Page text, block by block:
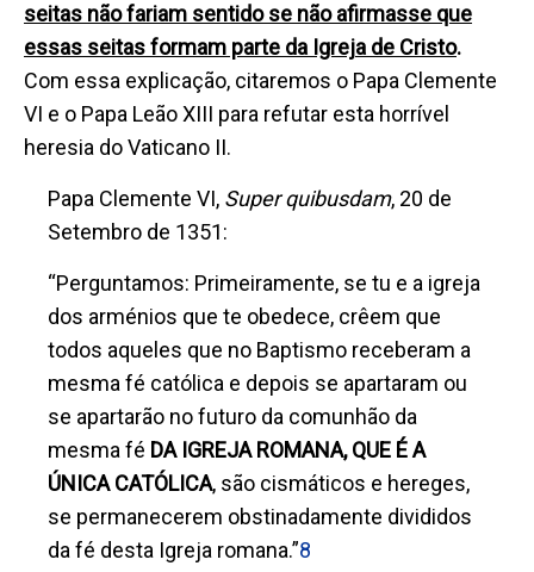
seitas não fariam sentido se não afirmasse que
essas seitas formam parte da Igreja de Cristo.
Com essa explicação, citaremos o Papa Clemente
VI e o Papa Leão XIII para refutar esta horrível
heresia do Vaticano II.
Papa Clemente VI, Super quibusdam, 20 de
Setembro de 1351:
“Perguntamos: Primeiramente, se tu e a igreja
dos arménios que te obedece, crêem que
todos aqueles que no Baptismo receberam a
mesma fé católica e depois se apartaram ou
se apartarão no futuro da comunhão da
mesma fé DAIGREJA ROMANA, QUE É A
ÚNICA CATÓLICA, são cismáticos e hereges,
se permanecerem obstinadamente divididos
da fé desta Igreja romana.”8